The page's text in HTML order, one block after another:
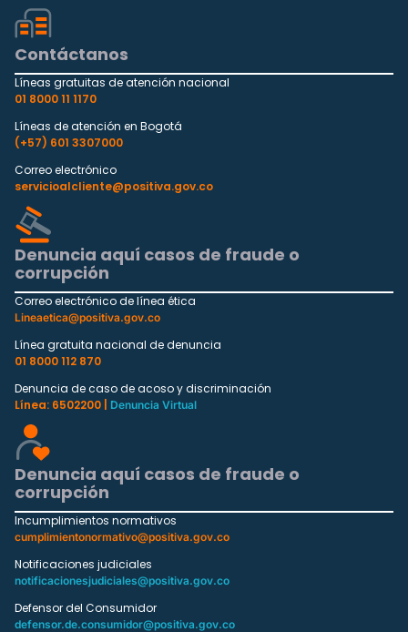
Contáctanos
Líneas gratuitas de atención nacional
01 8000 11 1170
Líneas de atención en Bogotá
(+57) 601 3307000
Correo electrónico
servicioalcliente@positiva.gov.co
Denuncia aquí casos de fraude o
corrupción
Correo electrónico de línea ética
Lineaetica@positiva.gov.co
Línea gratuita nacional de denuncia
01 8000 112 870
Denuncia de caso de acoso y discriminación
Línea: 6502200 |
Denuncia Virtual
Denuncia aquí casos de fraude o
corrupción
Incumplimientos normativos
cumplimientonormativo@positiva.gov.co
Notificaciones judiciales
notificacionesjudiciales@positiva.gov.co
Defensor del Consumidor
defensor.de.consumidor@positiva.gov.co